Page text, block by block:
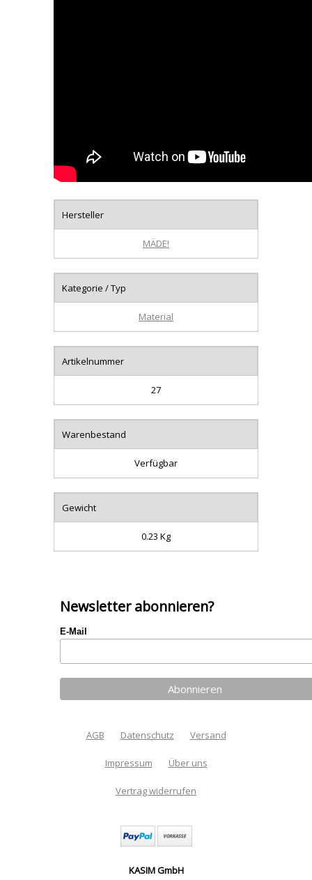
Hersteller
MÄDE!
Kategorie / Typ
Material
Artikelnummer
27
Warenbestand
Verfügbar
Gewicht
0.23 Kg
Newsletter abonnieren?
E-Mail
AGB Datenschutz Versand
Impressum Über uns
Vertrag widerrufen
KASIM GmbH